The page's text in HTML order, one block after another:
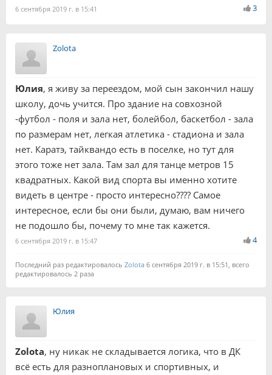
6 сентября 2019 г. в 15:41 3
Zolota
Юлия, я живу за переездом, мой сын закончил нашу
школу, дочь учится. Про здание на совхозной
-футбол - поля и зала нет, болейбол, баскетбол - зала
по размерам нет, легкая атлетика - стадиона и зала
нет. Каратэ, тайквандо есть в поселке, но тут для
этого тоже нет зала. Там зал для танце метров 15
квадратных. Какой вид спорта вы именно хотите
видеть в центре - просто интересно???? Самое
интересное, если бы они были, думаю, вам ничего
не подошло бы, почему то мне так кажется.
6 сентября 2019 г. в 15:47 4
Последний раз редактировалось Zolota 6 сентября 2019 г. в 15:51, всего
редактировалось 2 раза
Юлия
Zolota, ну никак не складывается логика, что в ДК
всё есть для разноплановых и спортивных, и